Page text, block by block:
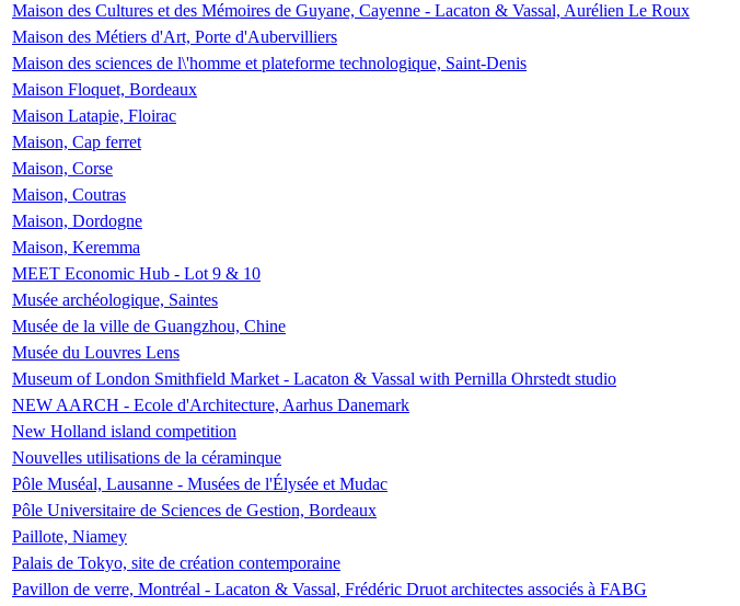
Maison des Cultures et des Mémoires de Guyane, Cayenne - Lacaton & Vassal, Aurélien Le Roux
Maison des Métiers d'Art, Porte d'Aubervilliers
Maison des sciences de l\'homme et plateforme technologique, Saint-Denis
Maison Floquet, Bordeaux
Maison Latapie, Floirac
Maison, Cap ferret
Maison, Corse
Maison, Coutras
Maison, Dordogne
Maison, Keremma
MEET Economic Hub - Lot 9 & 10
Musée archéologique, Saintes
Musée de la ville de Guangzhou, Chine
Musée du Louvres Lens
Museum of London Smithfield Market - Lacaton & Vassal with Pernilla Ohrstedt studio
NEW AARCH - Ecole d'Architecture, Aarhus Danemark
New Holland island competition
Nouvelles utilisations de la céraminque
Pôle Muséal, Lausanne - Musées de l'Élysée et Mudac
Pôle Universitaire de Sciences de Gestion, Bordeaux
Paillote, Niamey
Palais de Tokyo, site de création contemporaine
Pavillon de verre, Montréal - Lacaton & Vassal, Frédéric Druot architectes associés à FABG